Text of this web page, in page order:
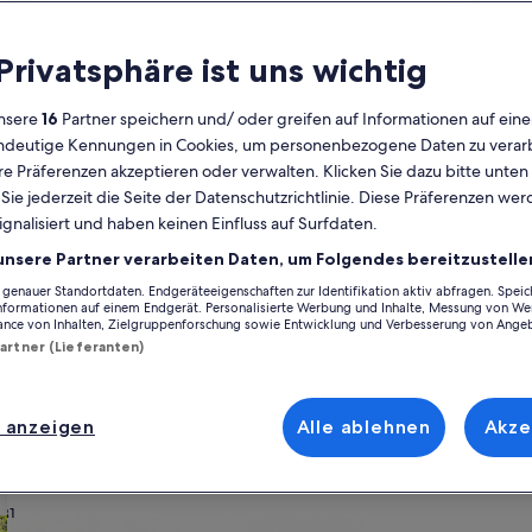
Derzeit
die
Monate
August
2026
und
September
angezeigt.
MoMontag
DiDienstag
MiMittwoch
DoDonnerstag
Fr Freitag
SaSamstag
SoSonntag
3 4 5 6 7 8 9
10 11 12
23
30
31
MoMontag
Di
7 8 9
21 22
28 29
inspirieren und finde genau das, was dir vorschwebt. Egal, mit
dich auf all die Annehmlichkeiten freuen, die du dir wünschst. Was
kannst du die Unterkunft buchen, die allen zusagt und
die über barrierarme Optionen verfügen oder geeignet für
deinem Geschmack
oder Apartments
ist uns wichtig
16 Partner speichern und/ oder greifen auf Informationen auf
Kennungen in Cookies, um personenbezogene Daten zu
Präferenzen akzeptieren oder verwalten. Klicken Sie dazu bitte
jederzeit die Seite der Datenschutzrichtlinie. Diese Präferenzen
und haben keinen Einfluss auf Surfdaten.
Partner verarbeiten Daten, um Folgendes
Standortdaten. Endgeräteeigenschaften zur Identifikation aktiv abfragen.
auf einem Endgerät. Personalisierte Werbung und Inhalte, Messung von
von Inhalten, Zielgruppenforschung sowie Entwicklung und Verbesserung von
(Lieferanten)
Alle ablehnen